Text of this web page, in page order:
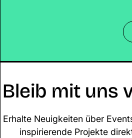
Während wirtschaftliche
Digitalisierung im
Förderung auf der Strecke.
Bleib mit uns
Erhalte Neuigkeiten über
inspirierende Projekte